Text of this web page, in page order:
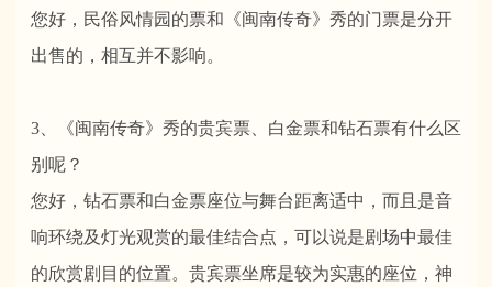
您好，民俗风情园的票和《闽南传奇》秀的门票是分开
出售的，相互并不影响。
3、《闽南传奇》秀的贵宾票、白金票和钻石票有什么区
别呢？
您好，钻石票和白金票座位与舞台距离适中，而且是音
响环绕及灯光观赏的最佳结合点，可以说是剧场中最佳
的欣赏剧目的位置。贵宾票坐席是较为实惠的座位，神